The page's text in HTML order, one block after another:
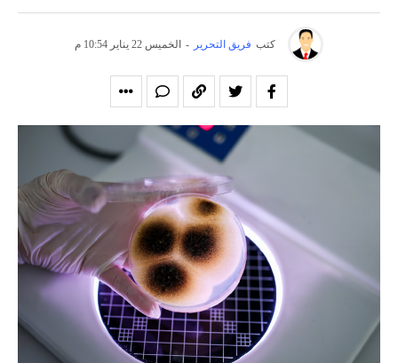
كتب فريق التحرير - الخميس 22 يناير 10:54 م